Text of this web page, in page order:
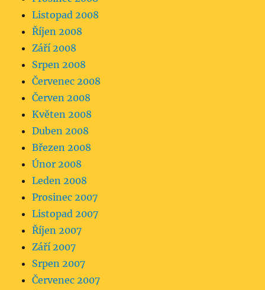
Listopad 2008
Říjen 2008
Září 2008
Srpen 2008
Červenec 2008
Červen 2008
Květen 2008
Duben 2008
Březen 2008
Únor 2008
Leden 2008
Prosinec 2007
Listopad 2007
Říjen 2007
Září 2007
Srpen 2007
Červenec 2007